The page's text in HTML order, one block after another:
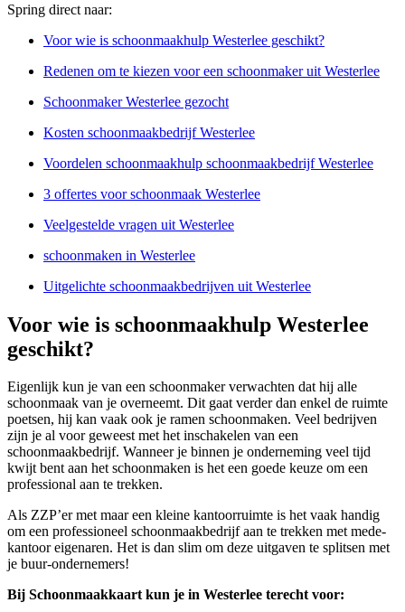
Spring direct naar:
Voor wie is schoonmaakhulp Westerlee geschikt?
Redenen om te kiezen voor een schoonmaker uit Westerlee
Schoonmaker Westerlee gezocht
Kosten schoonmaakbedrijf Westerlee
Voordelen schoonmaakhulp schoonmaakbedrijf Westerlee
3 offertes voor schoonmaak Westerlee
Veelgestelde vragen uit Westerlee
schoonmaken in Westerlee
Uitgelichte schoonmaakbedrijven uit Westerlee
Voor wie is schoonmaakhulp Westerlee
geschikt?
Eigenlijk kun je van een schoonmaker verwachten dat hij alle
schoonmaak van je overneemt. Dit gaat verder dan enkel de ruimte
poetsen, hij kan vaak ook je ramen schoonmaken. Veel bedrijven
zijn je al voor geweest met het inschakelen van een
schoonmaakbedrijf. Wanneer je binnen je onderneming veel tijd
kwijt bent aan het schoonmaken is het een goede keuze om een
professional aan te trekken.
Als ZZP’er met maar een kleine kantoorruimte is het vaak handig
om een professioneel schoonmaakbedrijf aan te trekken met mede-
kantoor eigenaren. Het is dan slim om deze uitgaven te splitsen met
je buur-ondernemers!
Bij Schoonmaakkaart kun je in Westerlee terecht voor: